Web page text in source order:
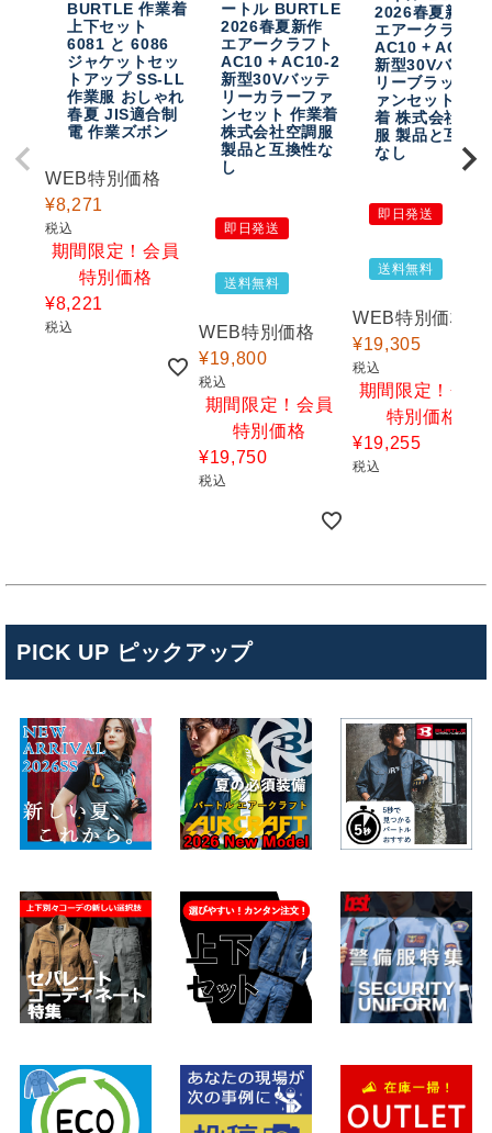
BURTLE 作業着
上下セット
6081 と 6086
ジャケットセッ
トアップ SS-LL
作業服 おしゃれ
春夏 JIS適合制
電 作業ズボン
WEB特別価格
¥8,271
税込
期間限定！会員
特別価格
¥8,221
税込
ートル BURTLE
2026春夏新作
エアークラフト
AC10 + AC10-2
新型30Vバッテ
リーカラーファ
ンセット 作業着
株式会社空調服
製品と互換性な
し
即日発送
送料無料
WEB特別価格
¥19,800
税込
期間限定！会員
特別価格
¥19,750
税込
2026春夏新作
エアークラフト
AC10 + AC10-
新型30Vバッテ
リーブラックフ
ァンセット 作業
着 株式会社空調
服 製品と互換性
なし
即日発送
送料無料
WEB特別価格
¥19,305
税込
期間限定！会員
特別価格
¥19,255
税込
PICK UP ピックアップ
こんにちは！
お買い物やお問い合わせ相談のサポートをさせていただい